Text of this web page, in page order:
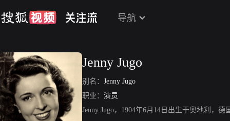
导航
Jenny Jugo
别名： Jenny Jugo
职业： 演员
Jenny Jugo，1904年6月14日出生于奥地利，